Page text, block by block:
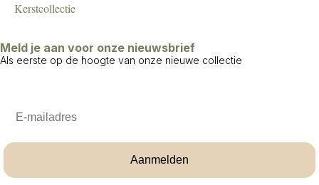
Kerstcollectie
Meld je aan voor onze nieuwsbrief
Als eerste op de hoogte van onze nieuwe collectie
Aanmelden